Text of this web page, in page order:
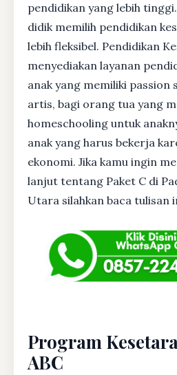
pendidikan yang lebih
didik memilih pendidikan
lebih fleksibel. Pendidikan
menyediakan layanan
anak yang memiliki passion
artis, bagi orang tua yang
homeschooling untuk
anak yang harus bekerja
ekonomi. Jika kamu ingin
lanjut tentang Paket C di
Utara silahkan baca tulisan
Program
ABC